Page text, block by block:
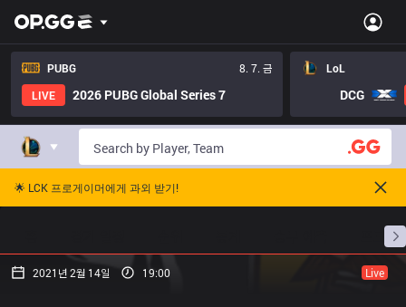
PUBG
8. 7. 금
LIVE
2026 PUBG Global Series 7
LoL
DCG
🌟 LCK 프로게이머에게 과외 받기!
프로빌
2021년 2월 14일 19:00 Live